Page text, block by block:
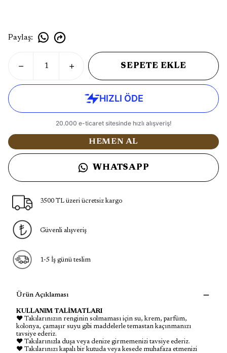
Paylaş:
SEPETE EKLE
HEMEN AL
WHATSAPP
3500 TL üzeri ücretsiz kargo
Güvenli alışveriş
1-5 İş günü teslim
Ürün Açıklaması
KULLANIM TALİMATLARI
♥ Takılarınızın renginin solmaması için su, krem, parfüm,
kolonya, çamaşır suyu gibi maddelerle temastan kaçınmanızı
tavsiye ederiz.
♥ Takılarınızla duşa veya denize girmemenizi tavsiye ederiz.
♥ Takılarınızı kapalı bir kutuda veya kesede muhafaza etmenizi